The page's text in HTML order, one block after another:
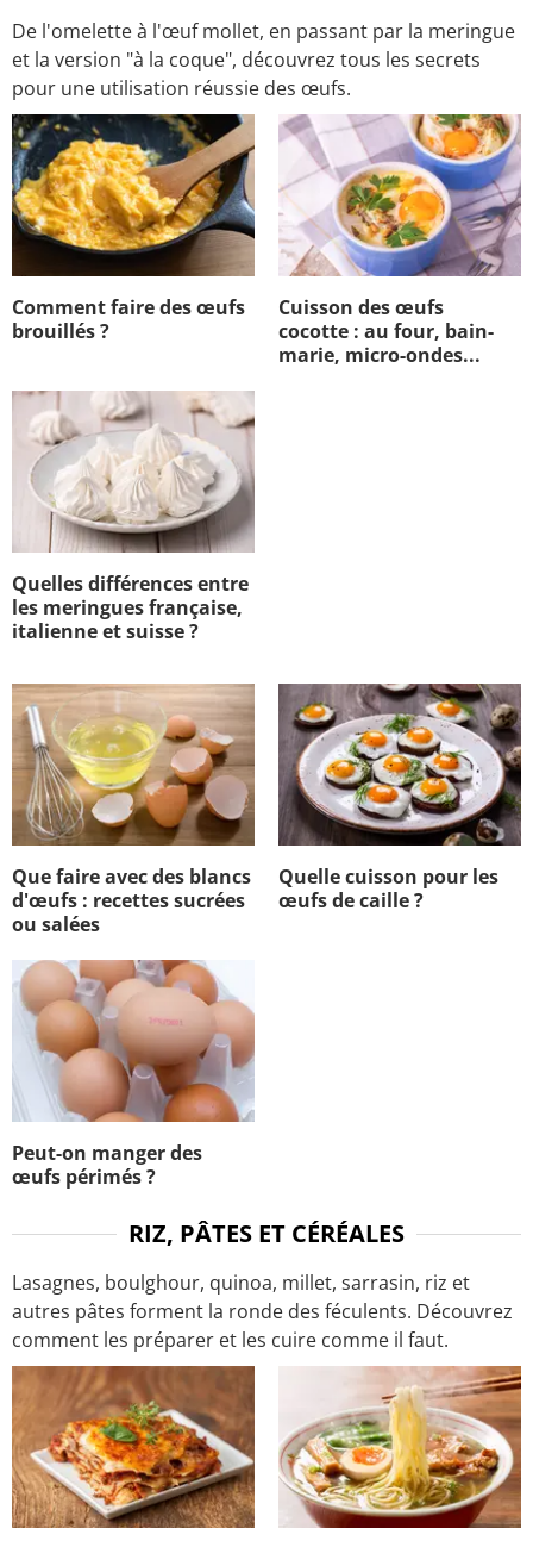
De l'omelette à l'œuf mollet, en passant par la meringue
et la version "à la coque", découvrez tous les secrets
pour une utilisation réussie des œufs.
Comment faire des œufs
brouillés ?
Cuisson des œufs
cocotte : au four, bain-
marie, micro-ondes...
Quelles différences entre
les meringues française,
italienne et suisse ?
Que faire avec des blancs
d'œufs : recettes sucrées
ou salées
Quelle cuisson pour les
œufs de caille ?
Peut-on manger des
œufs périmés ?
RIZ, PÂTES ET CÉRÉALES
Lasagnes, boulghour, quinoa, millet, sarrasin, riz et
autres pâtes forment la ronde des féculents. Découvrez
comment les préparer et les cuire comme il faut.